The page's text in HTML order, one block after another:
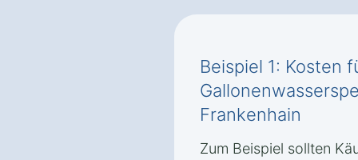
Beispiel 1: Kosten
Frankenhain
Zum Beispiel sollten